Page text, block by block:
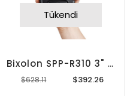
Tükendi
Bixolon SPP-R310 3" Fiş Yazıcı
$392.26
$628.11